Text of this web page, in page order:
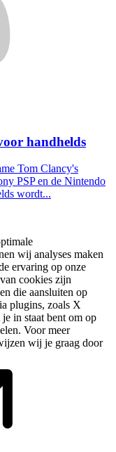
handhelds
Tom Clancy's
PSP en de Nintendo
wordt...
wij analyses maken
ervaring op onze
cookies zijn
die aansluiten op
plugins, zoals X
in staat bent om op
Voor meer
wij je graag door